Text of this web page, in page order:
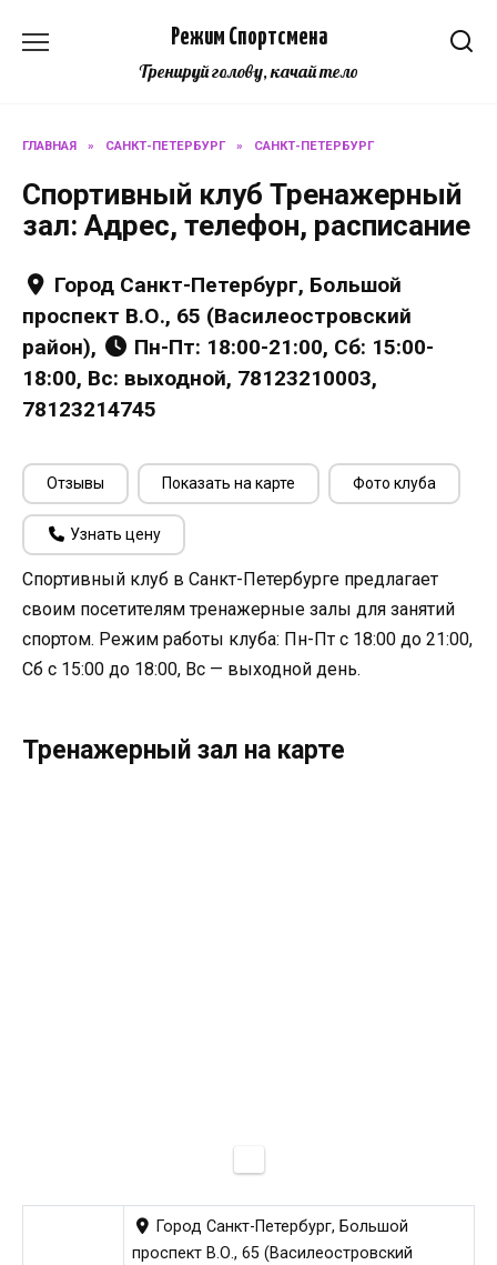
Режим Спортсмена
Тренируй голову, качай тело
ГЛАВНАЯ » САНКТ-ПЕТЕРБУРГ » САНКТ-ПЕТЕРБУРГ
Спортивный клуб Тренажерный
зал: Адрес, телефон, расписание
Город Санкт-Петербург, Большой
проспект В.О., 65 (Василеостровский
район),
Пн-Пт: 18:00-21:00, Сб: 15:00-
18:00, Вс: выходной, 78123210003,
78123214745
Отзывы Показать на карте Фото клуба
Узнать цену
Спортивный клуб в Санкт-Петербурге предлагает
своим посетителям тренажерные залы для занятий
спортом. Режим работы клуба: Пн-Пт с 18:00 до 21:00,
Сб с 15:00 до 18:00, Вс — выходной день.
Тренажерный зал на карте
Город Санкт-Петербург, Большой
проспект В.О., 65 (Василеостровский